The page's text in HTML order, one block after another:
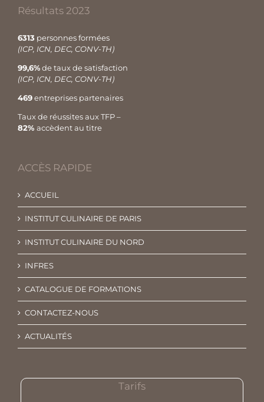
Résultats 2023
6313 personnes formées
(ICP, ICN, DEC, CONV-TH)
99,6%de taux de satisfaction
(ICP, ICN, DEC, CONV-TH)
469entreprises partenaires
Taux de réussites aux TFP –
82% accèdent au titre
ACCÈS RAPIDE
ACCUEIL
INSTITUT CULINAIRE DE PARIS
INSTITUT CULINAIRE DU NORD
INFRES
CATALOGUE DE FORMATIONS
CONTACTEZ-NOUS
ACTUALITÉS
Tarifs